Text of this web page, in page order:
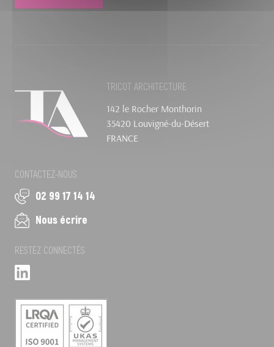
TRICOT ARCHITECTURE
142 le Rocher Monthorin
35420 Louvigné-du-Désert
FRANCE
CONTACTEZ-NOUS
02 99 17 14 14
Nous écrire
RESTEZ CONNECTÉS